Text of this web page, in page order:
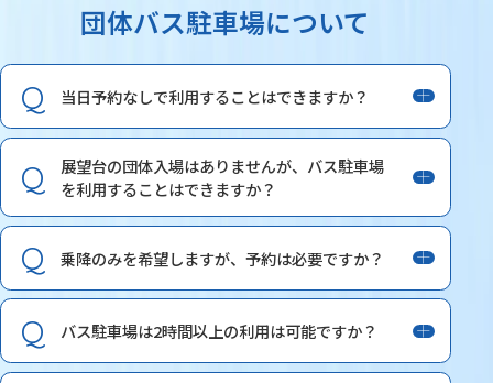
団体バス駐車場について
当日予約なしで利用することはできますか？
展望台の団体入場はありませんが、バス駐車場
を利用することはできますか？
乗降のみを希望しますが、予約は必要ですか？
バス駐車場は2時間以上の利用は可能ですか？